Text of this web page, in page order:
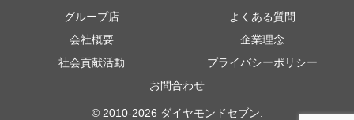
グループ店
よくある質問
会社概要
企業理念
社会貢献活動
プライバシーポリシー
お問合わせ
© 2010-2026 ダイヤモンドセブン.